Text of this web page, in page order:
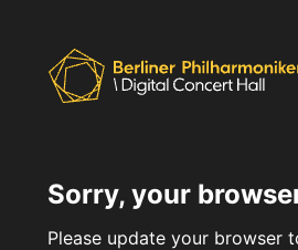
Sorry, your
Please update your browser